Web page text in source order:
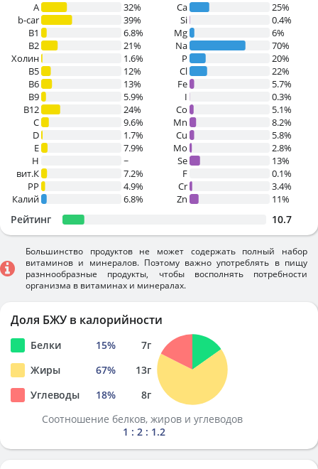
A
32%
b-car
39%
В1
6.8%
B2
21%
Холин
1.6%
B5
12%
B6
13%
B9
5.9%
B12
24%
C
9.6%
D
1.7%
E
7.9%
H
~
вит.К
7.2%
PP
4.9%
Калий
6.8%
Ca
25%
Si
0.4%
Mg
6%
Na
70%
P
20%
Cl
22%
Fe
5.7%
I
0.3%
Co
5.1%
Mn
8.2%
Cu
5.8%
Mo
2.8%
Se
13%
F
0.1%
Cr
3.4%
Zn
11%
Рейтинг 10.7
Большинство продуктов не может содержать полный набор
витаминов и минералов. Поэтому важно употреблять в пищу
разннообразные продукты, чтобы восполнять потребности
организма в витаминах и минералах.
Доля БЖУ в калорийности
Белки 15% 7г
Жиры
67% 13г
Углеводы
18% 8г
Соотношение белков, жиров и углеводов
1 : 2 : 1.2